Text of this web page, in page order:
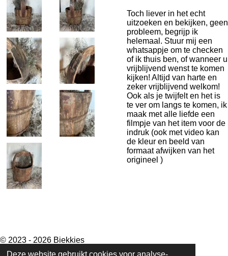
Toch liever in het echt
uitzoeken en bekijken, geen
probleem, begrijp ik
helemaal. Stuur mij een
whatsappje om te checken
of ik thuis ben, of wanneer u
vrijblijvend wenst te komen
kijken! Altijd van harte en
zeker vrijblijvend welkom!
Ook als je twijfelt en het is
te ver om langs te komen, ik
maak met alle liefde een
filmpje van het item voor de
indruk (ook met video kan
de kleur en beeld van
formaat afwijken van het
origineel )
a
n
© 2023 - 2026 Biekkies
Powered by
JouwWeb